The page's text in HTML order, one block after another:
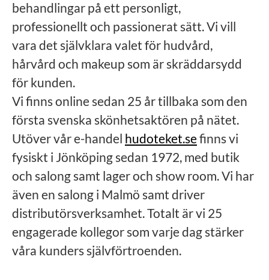
behandlingar på ett personligt,
professionellt och passionerat sätt. Vi vill
vara det självklara valet för hudvård,
hårvård och makeup som är skräddarsydd
för kunden.
Vi finns online sedan 25 år tillbaka som den
första svenska skönhetsaktören på nätet.
Utöver vår e-handel hudoteket.sefinns vi
fysiskt i Jönköping sedan 1972, med butik
och salong samt lager och show room. Vi har
även en salong i Malmö samt driver
distributörsverksamhet. Totalt är vi 25
engagerade kollegor som varje dag stärker
våra kunders självförtroenden.